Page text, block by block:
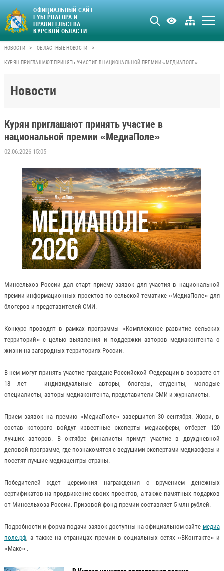
ОФИЦИАЛЬНЫЙ САЙТ
ГУБЕРНАТОРА И
ПРАВИТЕЛЬСТВА
КУРСКОЙ ОБЛАСТИ
НОВОСТИ > ОБЛАСТНЫЕ НОВОСТИ >
КУРЯН ПРИГЛАШАЮТ ПРИНЯТЬ УЧАСТИЕ В НАЦИОНАЛЬНОЙ ПРЕМИИ «МЕДИАПОЛЕ»
Новости
Курян приглашают принять участие в
национальной премии «МедиаПоле»
02.06.2026 15:05
Минсельхоз России дал старт приему заявок для участия в национальной
премии информационных проектов по сельской тематике «МедиаПоле» для
блогеров и представителей СМИ.
Конкурс проводят в рамках программы «Комплексное развитие сельских
территорий» с целью выявления и поддержки авторов медиаконтента о
жизни на загородных территориях России.
В нем могут принять участие граждане Российской Федерации в возрасте от
18 лет – индивидуальные авторы, блогеры, студенты, молодые
специалисты, авторы медиаконтента, представители СМИ и журналисты.
Прием заявок на премию «МедиаПоле» завершится 30 сентября. Жюри, в
состав которого войдут известные эксперты медиасферы, отберет 120
лучших авторов. В октябре финалисты примут участие в двухдневной
деловой программе, где познакомятся с ведущими экспертами медиасферы и
посетят лучшие медиацентры страны.
Победителей ждет церемония награждения с вручением денежных
сертификатов на продвижение своих проектов, а также памятных подарков
от Минсельхоза России. Призовой фонд премии составляет 5 млн рублей.
Подробности и форма подачи заявок доступны на официальном сайте медиа
поле.рф, а также на страницах премии в социальных сетях «ВКонтакте» и
«Mакс» .